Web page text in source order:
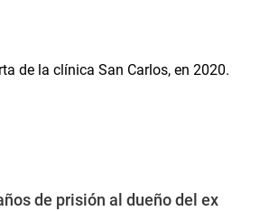
de prisión al dueño del ex